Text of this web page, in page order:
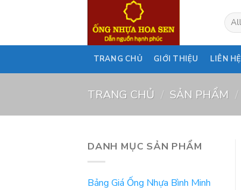
TRANG CHỦ GIỚI THIỆU LIÊN HỆ
TRANG CHỦ / SẢN PHẨM /
DANH MỤC SẢN PHẨM
Bảng Giá Ống Nhựa Bình Minh